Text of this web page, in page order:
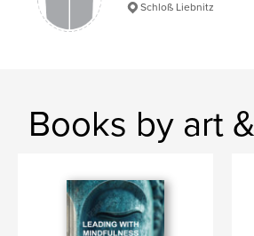
Schloß Liebnitz
Books by art